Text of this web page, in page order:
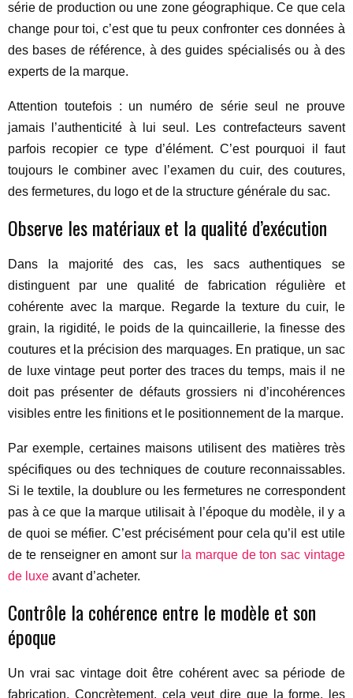
série de production ou une zone géographique. Ce que cela
change pour toi, c’est que tu peux confronter ces données à
des bases de référence, à des guides spécialisés ou à des
experts de la marque.
Attention toutefois : un numéro de série seul ne prouve
jamais l’authenticité à lui seul. Les contrefacteurs savent
parfois recopier ce type d’élément. C’est pourquoi il faut
toujours le combiner avec l’examen du cuir, des coutures,
des fermetures, du logo et de la structure générale du sac.
Observe les matériaux et la qualité d’exécution
Dans la majorité des cas, les sacs authentiques se
distinguent par une qualité de fabrication régulière et
cohérente avec la marque. Regarde la texture du cuir, le
grain, la rigidité, le poids de la quincaillerie, la finesse des
coutures et la précision des marquages. En pratique, un sac
de luxe vintage peut porter des traces du temps, mais il ne
doit pas présenter de défauts grossiers ni d’incohérences
visibles entre les finitions et le positionnement de la marque.
Par exemple, certaines maisons utilisent des matières très
spécifiques ou des techniques de couture reconnaissables.
Si le textile, la doublure ou les fermetures ne correspondent
pas à ce que la marque utilisait à l’époque du modèle, il y a
de quoi se méfier. C’est précisément pour cela qu’il est utile
de te renseigner en amont sur la marque de ton sac vintage
de luxe avant d’acheter.
Contrôle la cohérence entre le modèle et son
époque
Un vrai sac vintage doit être cohérent avec sa période de
fabrication. Concrètement, cela veut dire que la forme, les